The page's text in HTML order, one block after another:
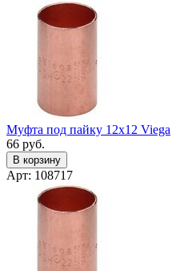
Муфта под пайку 12x12 Viega
66 руб.
В корзину
Арт: 108717